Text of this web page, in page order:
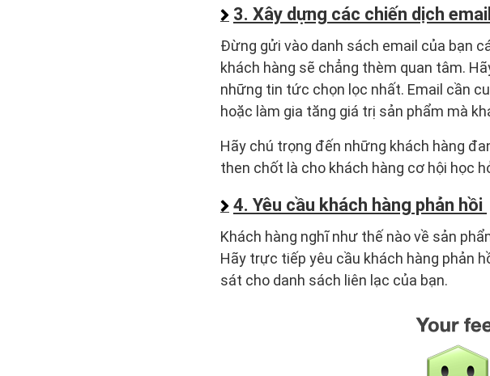
3. Xây dựng các chiến dịch
Đừng gửi vào danh sách email của bạn
khách hàng sẽ chẳng thèm quan tâm.
những tin tức chọn lọc nhất. Email cần
hoặc làm gia tăng giá trị sản phẩm mà
Hãy chú trọng đến những khách hàng
then chốt là cho khách hàng cơ hội học
4. Yêu cầu khách hàng phản hồi
Khách hàng nghĩ như thế nào về sản
Hãy trực tiếp yêu cầu khách hàng phản
sát cho danh sách liên lạc của bạn.